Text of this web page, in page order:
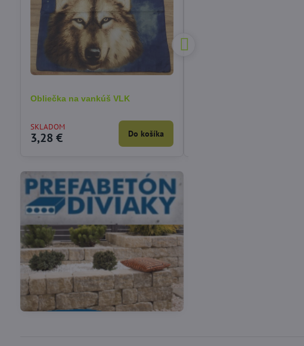
Obliečka na vankúš VLK
SKLADOM
3,28 € Do košíka
Vákuové skladovanie
potravín
Potreby pre cukrárov